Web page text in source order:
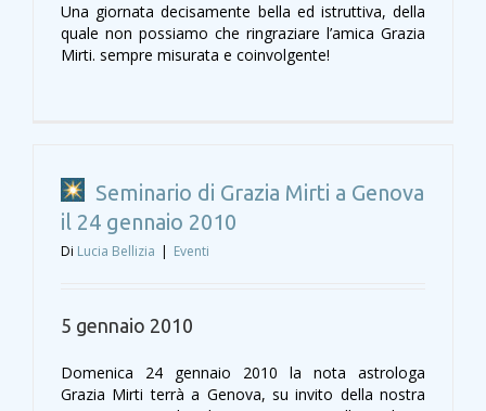
Una giornata decisamente bella ed istruttiva, della
quale non possiamo che ringraziare l’amica Grazia
Mirti. sempre misurata e coinvolgente!
Seminario di Grazia Mirti a Genova
il 24 gennaio 2010
Di Lucia Bellizia | Eventi
5 gennaio 2010
Domenica 24 gennaio 2010 la nota astrologa
Grazia Mirti terrà a Genova, su invito della nostra